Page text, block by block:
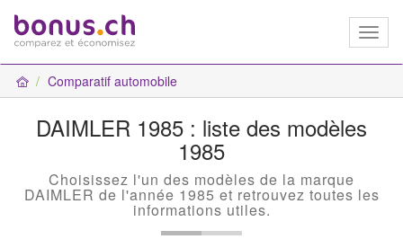
Comparatif automobile
DAIMLER 1985 : liste des modèles
1985
Choisissez l'un des modèles de la marque
DAIMLER de l'année 1985 et retrouvez toutes les
informations utiles.